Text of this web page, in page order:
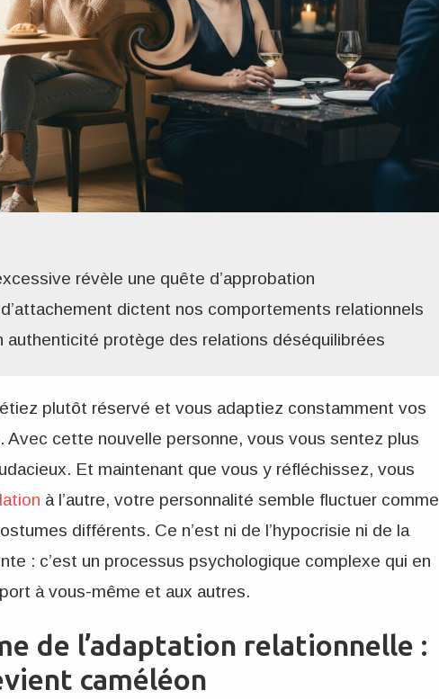
révèle une quête d’approbation
dictent nos comportements relationnels
authenticité protège des relations déséquilibrées
plutôt réservé et vous adaptiez constamment vos
Avec cette nouvelle personne, vous vous sentez plus
Et maintenant que vous y réfléchissez, vous
à l’autre, votre personnalité semble fluctuer comme
différents. Ce n’est ni de l’hypocrisie ni de la
: c’est un processus psychologique complexe qui en
à vous-même et aux autres.
de l’adaptation relationnelle :
caméléon